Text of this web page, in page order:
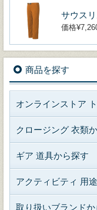
サウス
価格
商品を探す
オンラインストア
クロージング 衣類
ギア 道具から探す
アクティビティ 用
取り扱いブランドか